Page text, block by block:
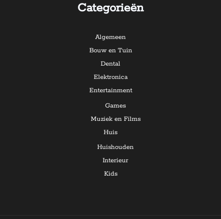
Categorieën
Algemeen
Bouw en Tuin
Dental
Elektronica
Entertainment
Games
Muziek en Films
Huis
Huishouden
Interieur
Kids